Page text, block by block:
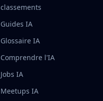
classements
Guides IA
Glossaire IA
Comprendre l'IA
Jobs IA
Meetups IA